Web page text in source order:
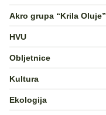
Akro grupa “Krila Oluje”
HVU
Obljetnice
Kultura
Ekologija